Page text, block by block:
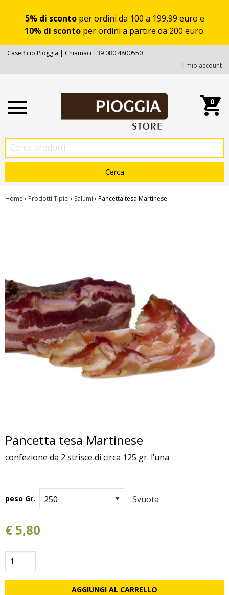
5% di scontoper ordini da 100 a 199,99 euro e
10% di scontoper ordini a partire da 200 euro.
Caseificio Pioggia | Chiamaci +39 080 4800550
Il mio account
0
Home › Prodotti Tipici › Salumi › Pancetta tesa Martinese
Pancetta tesa Martinese
confezione da 2 strisce di circa 125 gr. l’una
peso Gr. Svuota
€ 5,80
Pancetta
tesa
Martinese
AGGIUNGI AL CARRELLO